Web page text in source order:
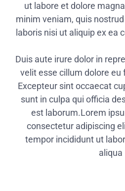
ut labore et dolore
minim veniam, quis
laboris nisi ut aliquip ex ea
Duis aute irure dolor in
velit esse cillum dolore eu
Excepteur sint occaecat
sunt in culpa qui officia
est laborum.Lorem
consectetur adipiscing
tempor incididunt ut
aliqua